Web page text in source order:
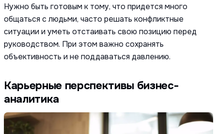
Нужно быть готовым к тому, что придется много
общаться с людьми, часто решать конфликтные
ситуации и уметь отстаивать свою позицию перед
руководством. При этом важно сохранять
объективность и не поддаваться давлению.
Карьерные перспективы бизнес-
аналитика